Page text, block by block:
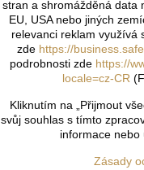
stran a shromážděná data
EU, USA nebo jiných
relevanci reklam využívá
zde https://
podrobnosti zde https://
locale=cz-CR
Kliknutím na „Přijmout
svůj souhlas s tímto
informace nebo
Zásady